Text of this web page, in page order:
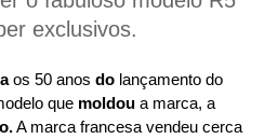
exclusivos.
os 50 anos do lançamento do
que moldou a marca, a
A marca francesa vendeu cerca